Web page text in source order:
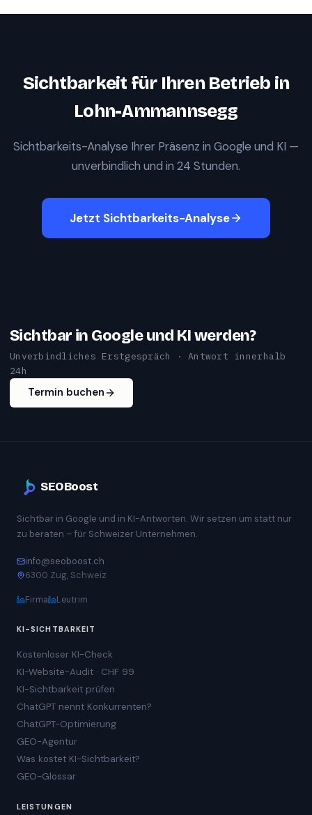
Sichtbarkeit für Ihren Betrieb in
Lohn-Ammannsegg
Sichtbarkeits-Analyse Ihrer Präsenz in Google und KI —
unverbindlich und in 24 Stunden.
Jetzt Sichtbarkeits-Analyse
Sichtbar in Google und KI werden?
Unverbindliches Erstgespräch · Antwort innerhalb
24h
Termin buchen
SEOBoost
Sichtbar in Google und in KI-Antworten. Wir setzen um statt nur
zu beraten – für Schweizer Unternehmen.
info@seoboost.ch
6300 Zug, Schweiz
Firma Leutrim
KI-SICHTBARKEIT
Kostenloser KI-Check
KI-Website-Audit · CHF 99
KI-Sichtbarkeit prüfen
ChatGPT nennt Konkurrenten?
ChatGPT-Optimierung
GEO-Agentur
Was kostet KI-Sichtbarkeit?
GEO-Glossar
LEISTUNGEN